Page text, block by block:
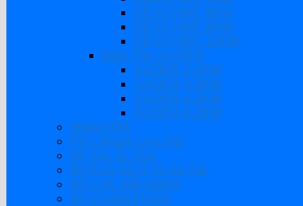
REVO HMT 6KW
REVO HMT 8KW
REVO HMT 11KW
Biến Tần SUOER
SUOER 2.2KW
SUOER 3.2KW
SUOER 4.2KW
SUOER 6.2KW
Modul Wifi
Pin Lithium Lưu Trữ
Bộ Sạc Ắc Quy
Bộ Kích Nổ Ô Tô Xe Tải
BỘ LỌC ĐĨA ARKA
BỘ CHÂM PHÂN